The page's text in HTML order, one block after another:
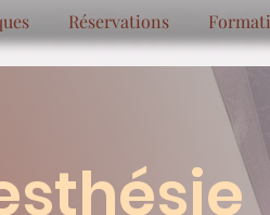
Réservations